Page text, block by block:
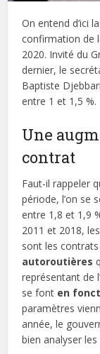
On entend d’ici
confirmation de
2020. Invité du
dernier, le
Baptiste
entre 1 et 1,5 %.
Une
contrat
Faut-il rappeler
période, l’on se
entre 1,8 et 1,9
2011 et 2018,
sont les
autoroutières
représentant de
se font en
paramètres
année, le
bien analyser